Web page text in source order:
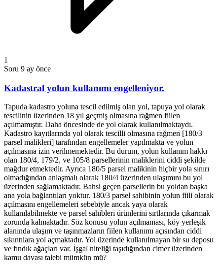
1
Soru 9 ay önce
Kadastral yolun kullanımı engelleniyor.
Tapuda kadastro yoluna tescil edilmiş olan yol, tapuya yol olarak
tescilinin üzerinden 18 yıl geçmiş olmasına rağmen fiilen
açılmamıştır. Daha öncesinde de yol olarak kullanılmaktaydı.
Kadastro kayıtlarında yol olarak tescilli olmasına rağmen [180/3
parsel malikleri] tarafından engellemeler yapılmakta ve yolun
açılmasına izin verilmemektedir. Bu durum, yolun kullanım hakkı
olan 180/4, 179/2, ve 105/8 parsellerinin maliklerini ciddi şekilde
mağdur etmektedir. Ayrıca 180/5 parsel malikinin hiçbir yola sınırı
olmadığından anlaşmalı olarak 180/4 üzerinden ulaşımını bu yol
üzerinden sağlamaktadır. Bahsi geçen parsellerin bu yoldan başka
ana yola bağlantıları yoktur. 180/3 parsel sahibinin yolun fiili olarak
açılmasını engellemeleri sebebiyle ancak yaya olarak
kullanılabilmekte ve parsel sahibleri ürünlerini sırtlarında çıkarmak
zorunda kalmaktadır. Söz konusu yolun açılmaması, köy yerleşik
alanında ulaşım ve taşınmazların fiilen kullanımı açısından ciddi
sıkıntılara yol açmaktadır. Yol üzerinde kullanılmayan bir su deposu
ve fındık ağaçları var. İşgal niteliği taşıdığından cimer üzerinden
kamu davası talebi mümkün mü?